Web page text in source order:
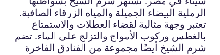
الرملية البيضاء الجميلة والمياه الزرقاء الصافية.
تعتبر وجهة مثالية لقضاء العطلات والاستمتاع
بالغطس وركوب الأمواج والتزلج على الماء. تضم
شرم الشيخ أيضًا مجموعة من الفنادق الفاخرة